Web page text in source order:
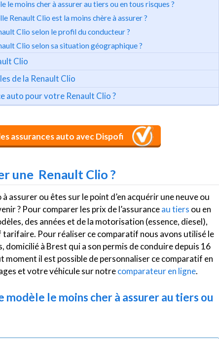
le moins cher à assurer au tiers ou en tous risques ?
Renault Clio est la moins chère à assurer ?
Clio selon le profil du conducteur ?
Clio selon sa situation géographique ?
Clio
de la Renault Clio
auto pour votre Renault Clio ?
assurances auto avec Dispofi
une Renault Clio ?
assurer ou êtes sur le point d’en acquérir une neuve ou
? Pour comparer les prix de l’assuranceau tiers ou en
des années et de la motorisation (essence, diesel),
Pour réaliser ce comparatif nous avons utilisé le
domicilié à Brest qui a son permis de conduire depuis 16
moment il est possible de personnaliser ce comparatif en
et votre véhicule sur notrecomparateur en ligne.
modèle le moins cher à assurer au tiers ou